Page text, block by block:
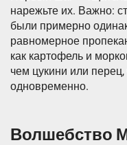
нарежьте их. Важно:
были примерно
равномерное
как картофель и
чем цукини или
одновременно.
Волшебство